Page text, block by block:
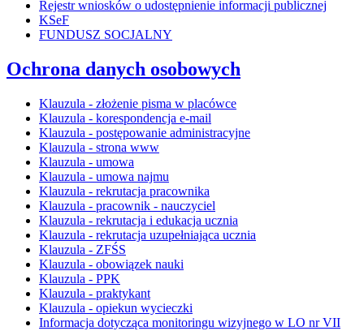
Rejestr wniosków o udostępnienie informacji publicznej
KSeF
FUNDUSZ SOCJALNY
Ochrona danych osobowych
Klauzula - złożenie pisma w placówce
Klauzula - korespondencja e-mail
Klauzula - postępowanie administracyjne
Klauzula - strona www
Klauzula - umowa
Klauzula - umowa najmu
Klauzula - rekrutacja pracownika
Klauzula - pracownik - nauczyciel
Klauzula - rekrutacja i edukacja ucznia
Klauzula - rekrutacja uzupełniająca ucznia
Klauzula - ZFŚS
Klauzula - obowiązek nauki
Klauzula - PPK
Klauzula - praktykant
Klauzula - opiekun wycieczki
Informacja dotycząca monitoringu wizyjnego w LO nr VII